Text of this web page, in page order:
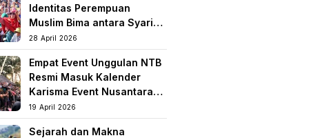
Identitas Perempuan
Muslim Bima antara Syariat,
Tradisi lokal, dan
Manifestasi Nilai-nilai
keislaman
28 April 2026
Empat Event Unggulan NTB
Resmi Masuk Kalender
Karisma Event Nusantara
(KEN) 2026
19 April 2026
Sejarah dan Makna